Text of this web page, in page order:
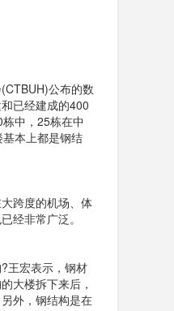
公布的数
已经建成的400
中，25栋在中
本上都是钢结
跨度的机场、体
经非常广泛。
王宏表示，钢材
大楼拆下来后，
外，钢结构是在